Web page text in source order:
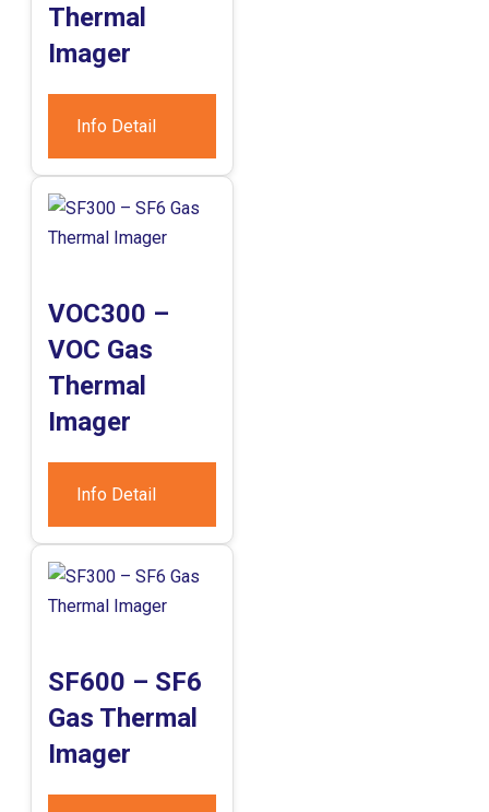
Thermal
Imager
Info Detail
VOC300 –
VOC Gas
Thermal
Imager
Info Detail
SF600 – SF6
Gas Thermal
Imager